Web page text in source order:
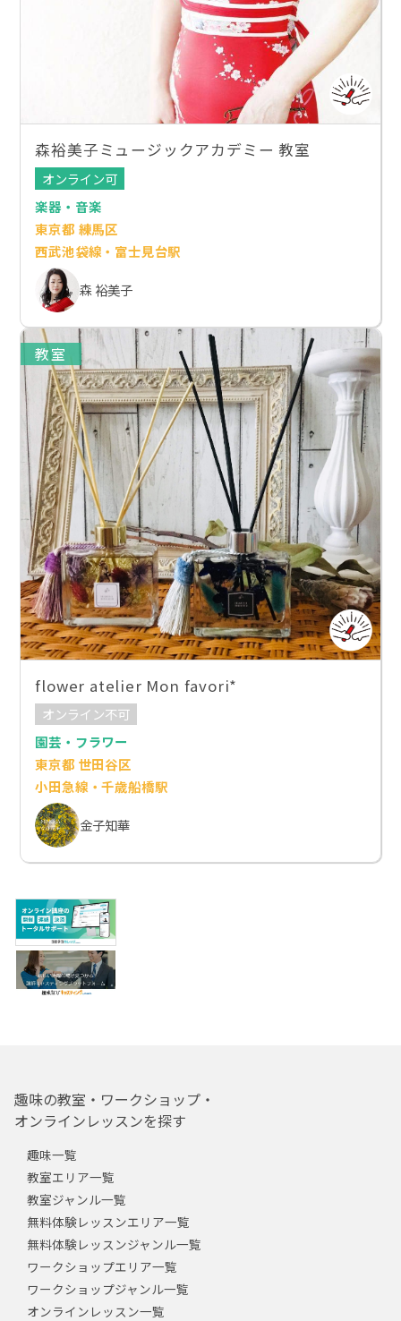
森裕美子ミュージックアカデミー 教室
オンライン可
楽器・音楽
東京都 練馬区
西武池袋線・富士見台駅
森 裕美子
教室
flower atelier Mon favori*
オンライン不可
園芸・フラワー
東京都 世田谷区
小田急線・千歳船橋駅
金子知華
趣味の教室・ワークショップ・
オンラインレッスンを探す
趣味一覧
教室エリア一覧
教室ジャンル一覧
無料体験レッスンエリア一覧
無料体験レッスンジャンル一覧
ワークショップエリア一覧
ワークショップジャンル一覧
オンラインレッスン一覧